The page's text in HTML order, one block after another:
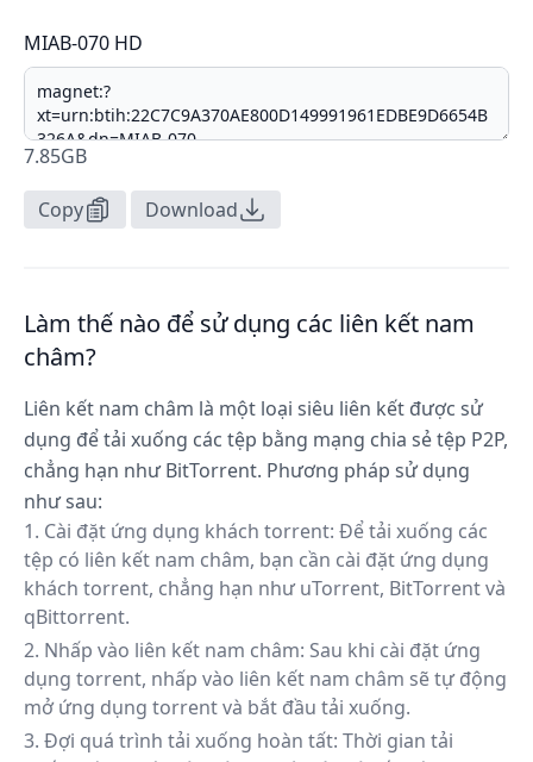
MIAB-070 HD
7.85GB
Copy Download
Làm thế nào để sử dụng các liên kết nam
châm?
Liên kết nam châm là một loại siêu liên kết được sử
dụng để tải xuống các tệp bằng mạng chia sẻ tệp P2P,
chẳng hạn như BitTorrent. Phương pháp sử dụng
như sau:
Cài đặt ứng dụng khách torrent: Để tải xuống các
tệp có liên kết nam châm, bạn cần cài đặt ứng dụng
khách torrent, chẳng hạn như uTorrent, BitTorrent và
qBittorrent.
Nhấp vào liên kết nam châm: Sau khi cài đặt ứng
dụng torrent, nhấp vào liên kết nam châm sẽ tự động
mở ứng dụng torrent và bắt đầu tải xuống.
Đợi quá trình tải xuống hoàn tất: Thời gian tải